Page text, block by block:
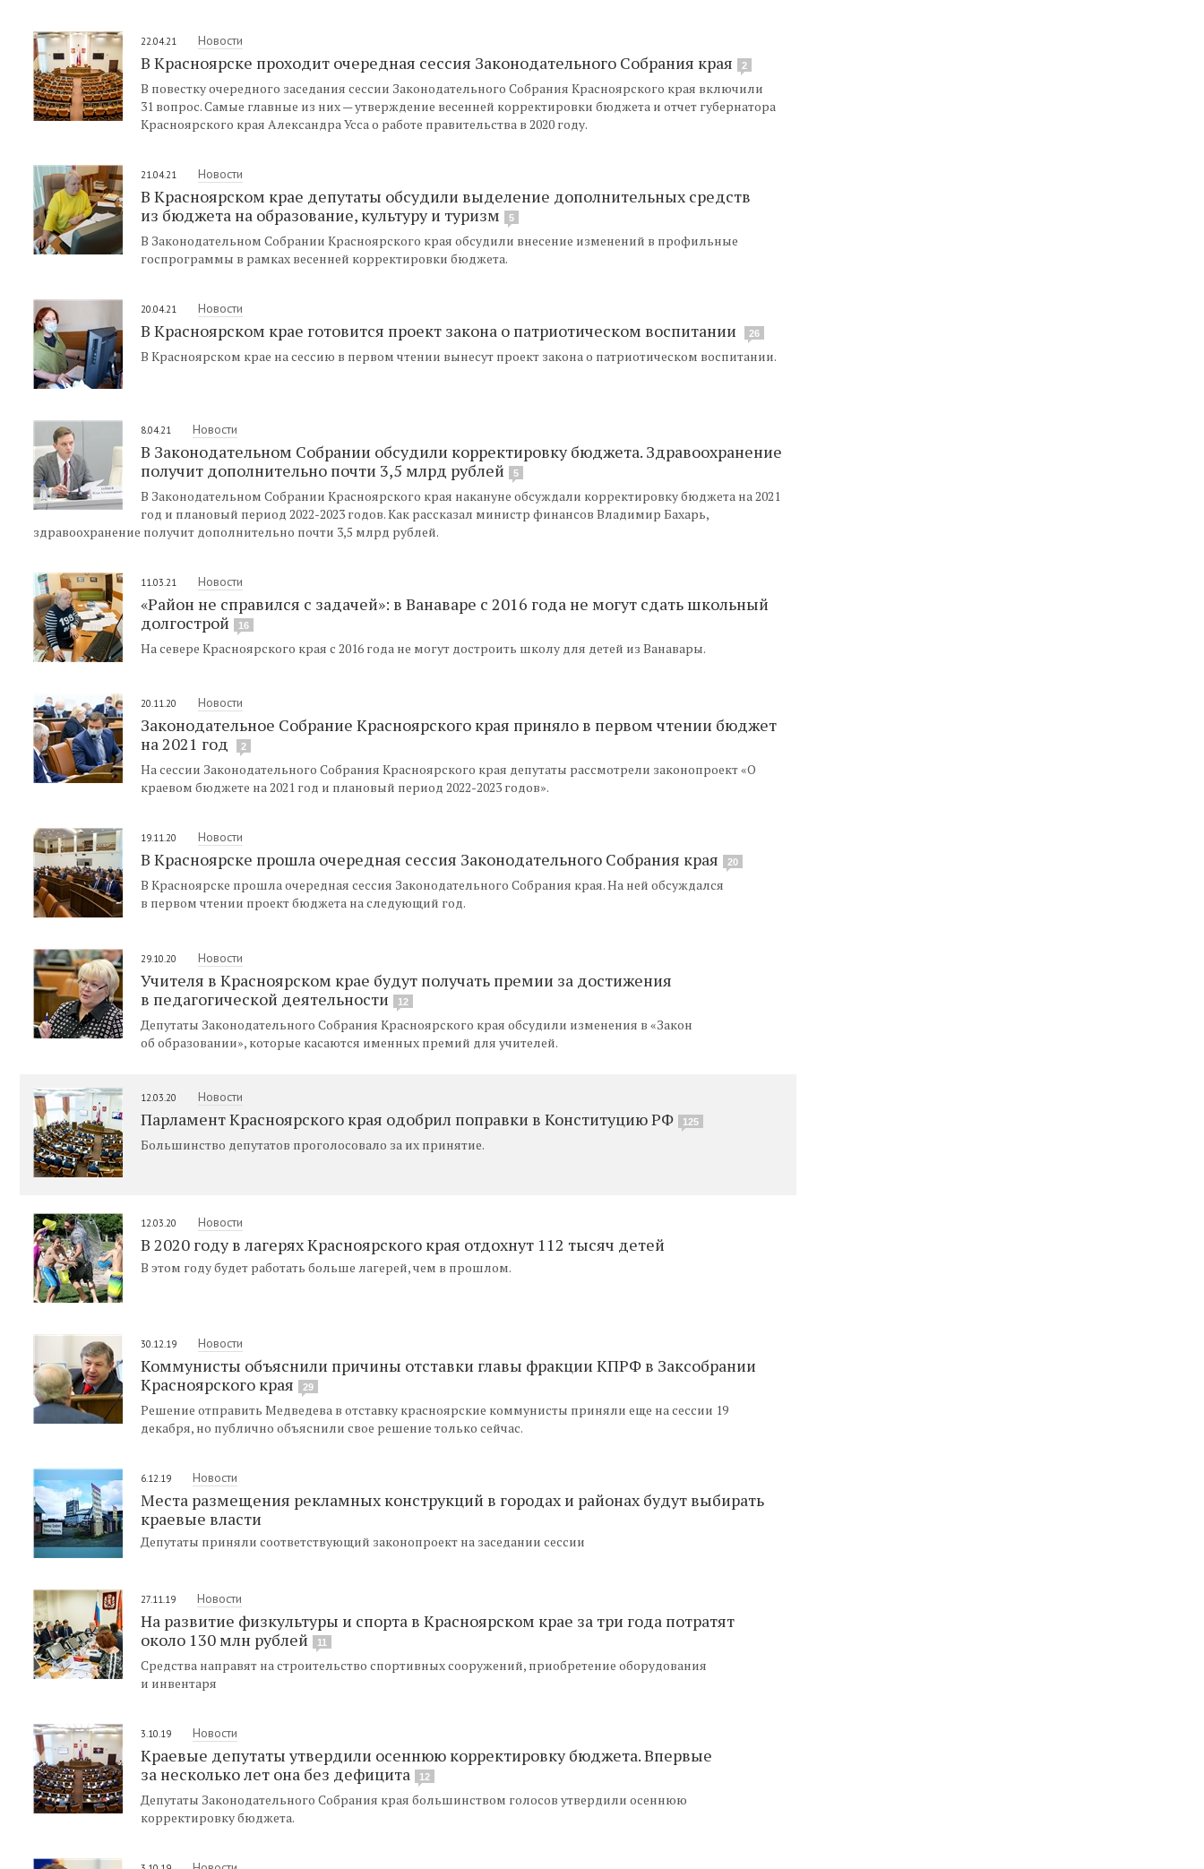
22.04.21 Новости
В Красноярске проходит очередная сессия Законодательного Собрания края 2
В повестку очередного заседания сессии Законодательного Собрания Красноярского края включили
31 вопрос. Самые главные из них — утверждение весенней корректировки бюджета и отчет губернатора
Красноярского края Александра Усса о работе правительства в 2020 году.
21.04.21 Новости
В Красноярском крае депутаты обсудили выделение дополнительных средств
из бюджета на образование, культуру и туризм
5
В Законодательном Собрании Красноярского края обсудили внесение изменений в профильные
госпрограммы в рамках весенней корректировки бюджета.
20.04.21 Новости
В Красноярском крае готовится проект закона о патриотическом воспитании 26
В Красноярском крае на сессию в первом чтении вынесут проект закона о патриотическом воспитании.
8.04.21 Новости
В Законодательном Собрании обсудили корректировку бюджета. Здравоохранение
получит дополнительно почти 3,5 млрд рублей
5
В Законодательном Собрании Красноярского края накануне обсуждали корректировку бюджета на 2021
год и плановый период 2022-2023 годов. Как рассказал министр финансов Владимир Бахарь,
здравоохранение получит дополнительно почти 3,5 млрд рублей.
11.03.21 Новости
«Район не справился с задачей»: в Ванаваре с 2016 года не могут сдать школьный
долгострой
16
На севере Красноярского края с 2016 года не могут достроить школу для детей из Ванавары.
20.11.20 Новости
Законодательное Собрание Красноярского края приняло в первом чтении бюджет
на 2021 год
2
На сессии Законодательного Собрания Красноярского края депутаты рассмотрели законопроект «О
краевом бюджете на 2021 год и плановый период 2022-2023 годов».
19.11.20 Новости
В Красноярске прошла очередная сессия Законодательного Собрания края 20
В Красноярске прошла очередная сессия Законодательного Собрания края. На ней обсуждался
в первом чтении проект бюджета на следующий год.
29.10.20 Новости
Учителя в Красноярском крае будут получать премии за достижения
в педагогической деятельности
12
Депутаты Законодательного Собрания Красноярского края обсудили изменения в «Закон
об образовании», которые касаются именных премий для учителей.
12.03.20 Новости
Парламент Красноярского края одобрил поправки в Конституцию РФ 125
Большинство депутатов проголосовало за их принятие.
12.03.20 Новости
В 2020 году в лагерях Красноярского края отдохнут 112 тысяч детей
В этом году будет работать больше лагерей, чем в прошлом.
30.12.19 Новости
Коммунисты объяснили причины отставки главы фракции КПРФ в Заксобрании
Красноярского края
29
Решение отправить Медведева в отставку красноярские коммунисты приняли еще на сессии 19
декабря, но публично объяснили свое решение только сейчас.
6.12.19 Новости
Места размещения рекламных конструкций в городах и районах будут выбирать
краевые власти
Депутаты приняли соответствующий законопроект на заседании сессии
27.11.19 Новости
На развитие физкультуры и спорта в Красноярском крае за три года потратят
около 130 млн рублей
11
Средства направят на строительство спортивных сооружений, приобретение оборудования
и инвентаря
3.10.19 Новости
Краевые депутаты утвердили осеннюю корректировку бюджета. Впервые
за несколько лет она без дефицита
12
Депутаты Законодательного Собрания края большинством голосов утвердили осеннюю
корректировку бюджета.